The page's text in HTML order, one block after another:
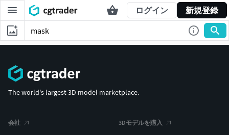
ログイン 新規登録
The world's largest 3D model marketplace.
会社 3Dモデルを購入